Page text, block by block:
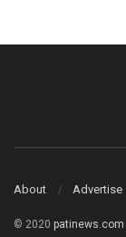
About Advertise
© 2020 patinews.com